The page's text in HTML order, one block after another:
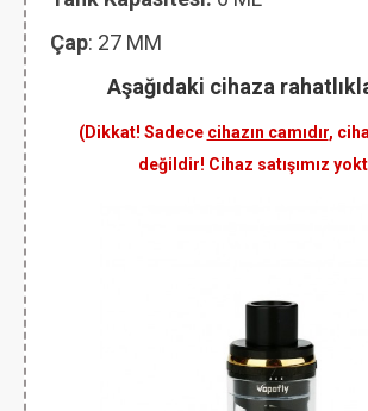
Çap: 27 MM
Aşağıdaki cihaza
(Dikkat! Sadece cihazın camıdır,
değildir! Cihaz satışımız